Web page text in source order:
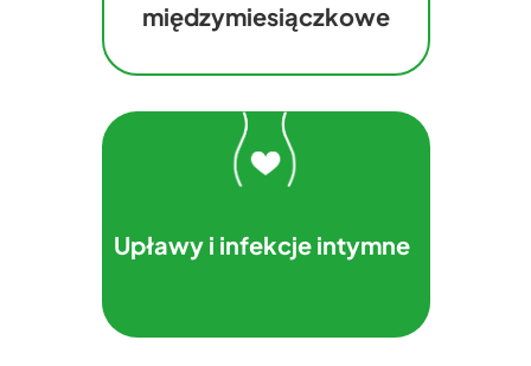
międzymiesiączkowe
Upławy i infekcje intymne